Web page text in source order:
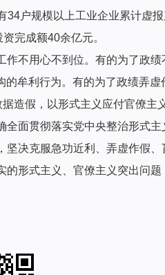
户规模以上工业企业累计虚
完成额40余亿元。
不用心不到位。有的为了政绩
牟利行为。有的为了政绩弄
造假，以形式主义应付官僚主义
面贯彻落实党中央整治形式
决克服急功近利、弄虚作假
形式主义、官僚主义突出问题